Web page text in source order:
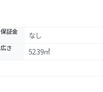
保証金 なし
広さ 52.39㎡